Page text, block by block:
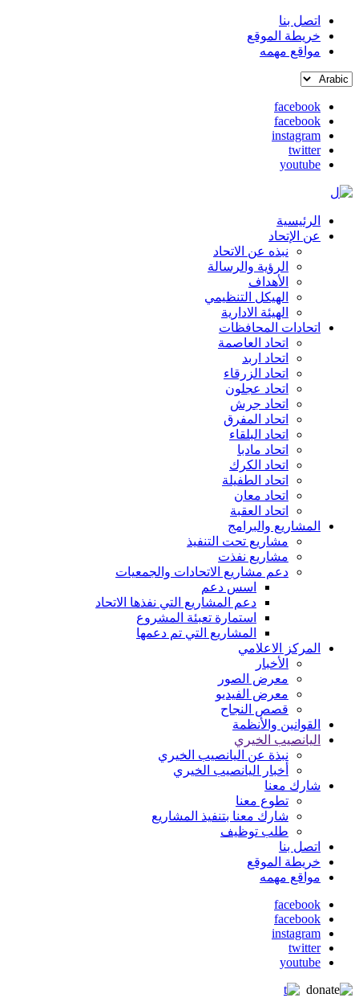
القائمة
العلوية
(header
top)
اتصل بنا
خريطة الموقع
مواقع مهمه
Select
language
social
media
facebook
facebook
instagram
twitter
youtube
Main
navigation
الرئيسية
عن الإتحاد
نبذه عن الاتحاد
الرؤية والرسالة
الأهداف
الهيكل التنظيمي
الهيئة الادارية
اتحادات المحافظات
اتحاد العاصمة
اتحاد اربد
اتحاد الزرقاء
اتحاد عجلون
اتحاد جرش
اتحاد المفرق
اتحاد البلقاء
اتحاد مادبا
اتحاد الكرك
اتحاد الطفيلة
اتحاد معان
اتحاد العقبة
المشاريع والبرامج
مشاريع تحت التنفيذ
مشاريع نفذت
دعم مشاريع الاتحادات والجمعيات
اسس دعم
دعم المشاريع التي نفذها الاتحاد
استمارة تعبئة المشروع
المشاريع التي تم دعمها
المركز الاعلامي
الأخبار
معرض الصور
معرض الفيديو
قصص النجاح
القوانين والأنظمة
اليانصيب الخيري
نبذة عن اليانصيب الخيري
أخبار اليانصيب الخيري
شارك معنا
تطوع معنا
شارك معنا بتنفيذ المشاريع
طلب توظيف
اتصل بنا
خريطة الموقع
مواقع مهمه
social
media
facebook
facebook
instagram
twitter
youtube